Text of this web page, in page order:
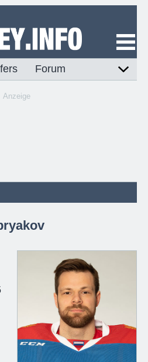
Forum
Anzeige